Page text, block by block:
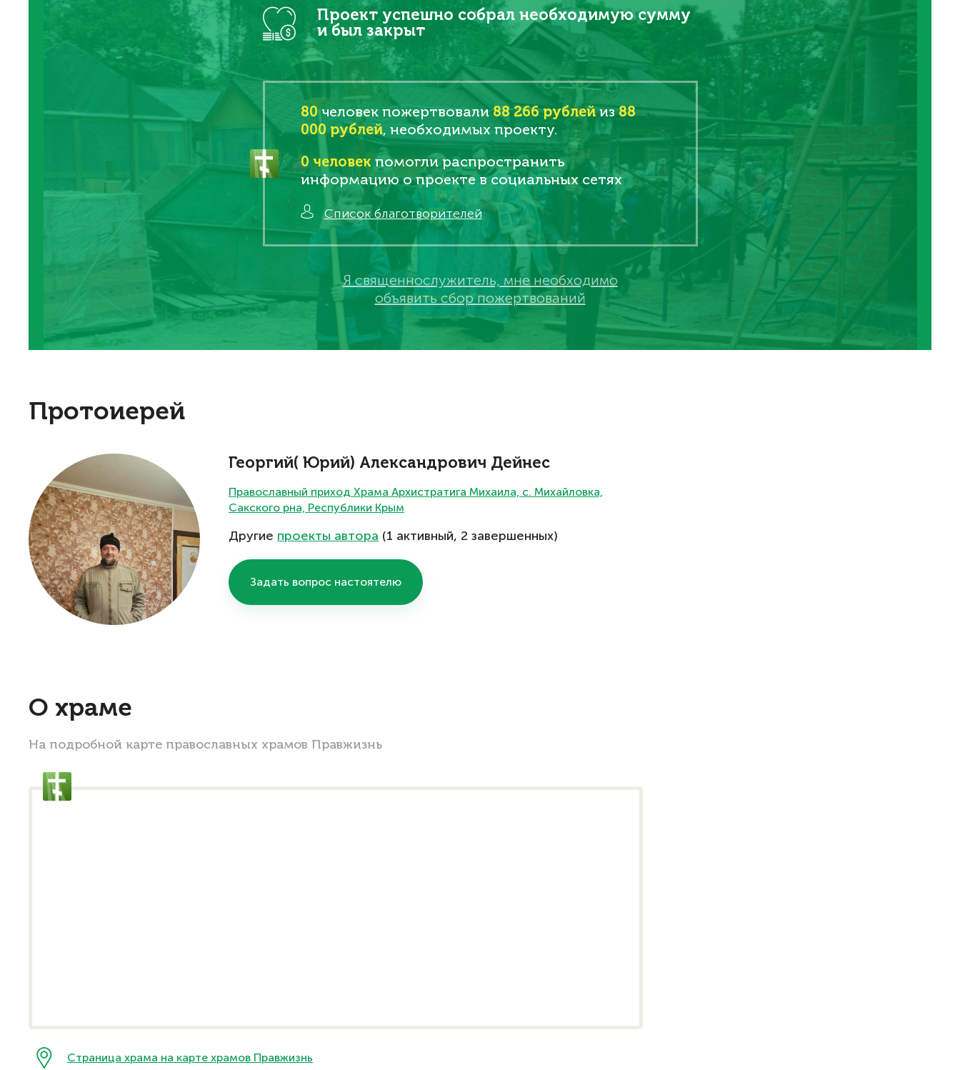
Проект успешно собрал необходимую сумму
и был закрыт
80человек пожертвовали88 266 рублейиз88
000 рублей, необходимых проекту.
0 человек помогли распространить
информацию о проекте в социальных сетях
Список благотворителей
Я священнослужитель, мне необходимо
объявить сбор пожертвований
Протоиерей
Георгий( Юрий) Александрович Дейнес
Православный приход Храма Архистратига Михаила, с. Михайловка,
Сакского рна, Республики Крым
Другие проекты автора (1 активный, 2 завершенных)
Задать вопрос настоятелю
О храме
На подробной карте православных храмов Правжизнь
Страница храма на карте храмов Правжизнь